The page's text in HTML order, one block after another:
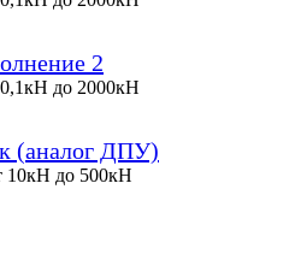
2
до 2000кН
(аналог ДПУ)
до 500кН